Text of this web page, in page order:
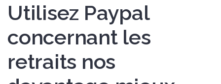
Utilisez Paypal
concernant les
retraits nos